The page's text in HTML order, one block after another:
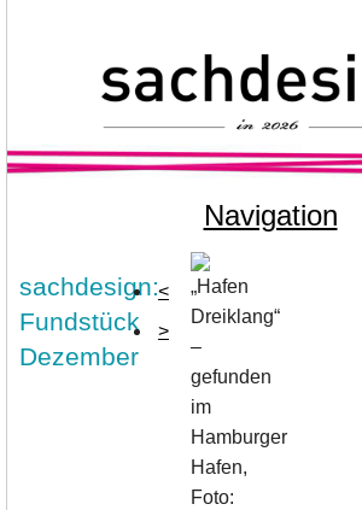
Navigation
sachdesign:
Fundstück
Dezember
<
>